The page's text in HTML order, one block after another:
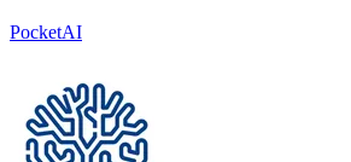
PocketAI